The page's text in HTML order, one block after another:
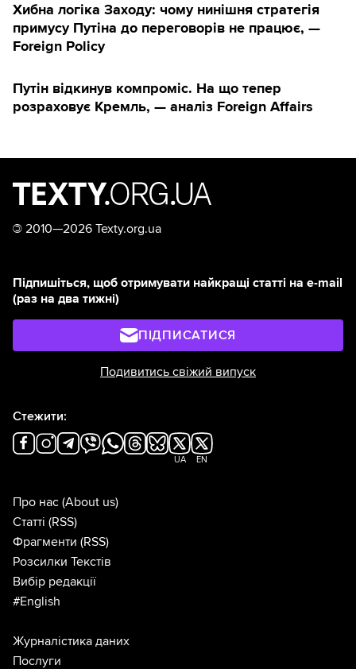
Хибна логіка Заходу: чому нинішня стратегія
примусу Путіна до переговорів не працює, —
Foreign Policy
Путін відкинув компроміс. На що тепер
розраховує Кремль, — аналіз Foreign Affairs
© 2010—2026 Texty.org.ua
Підпишіться, щоб отримувати найкращі статті на e-mail
(раз на два тижні)
ПІДПИСАТИСЯ
Подивитись свіжий випуск
Стежити:
UA EN
Про нас (About us)
Статті (RSS)
Фрагменти (RSS)
Розсилки Текстів
Вибір редакції
#English
Журналістика даних
Послуги